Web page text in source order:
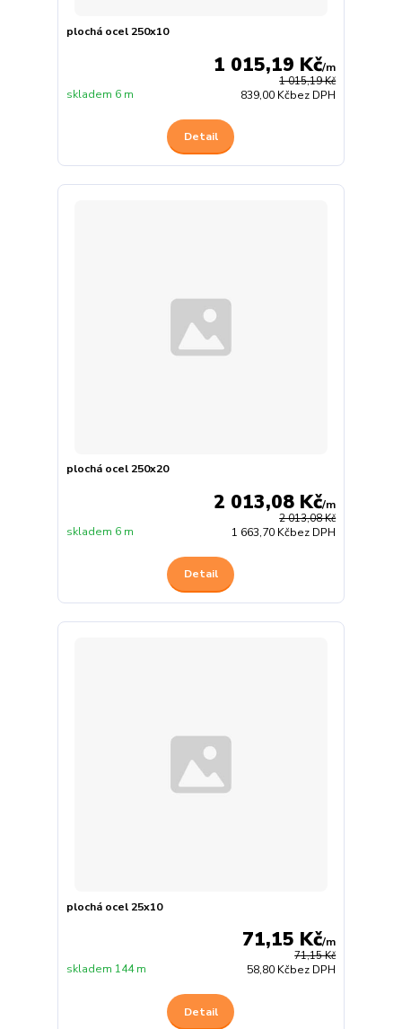
plochá ocel 250x10
1 015,19 Kč
1 015,19 Kč/m
839,00 Kčbez DPH
skladem 6 m
Detail
plochá ocel 250x20
2 013,08 Kč
2 013,08 Kč/m
1 663,70 Kčbez DPH
skladem 6 m
Detail
plochá ocel 25x10
71,15 Kč
71,15 Kč/m
58,80 Kčbez DPH
skladem 144 m
Detail